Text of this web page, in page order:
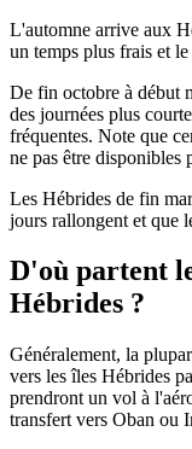
L'automne arrive aux
un temps plus frais et
De fin octobre à début
des journées plus
fréquentes. Note que
ne pas être disponibles
Les Hébrides de fin
jours rallongent et que
D'où partent
Hébrides ?
Généralement, la
vers les îles Hébrides
prendront un vol à
transfert vers Oban ou